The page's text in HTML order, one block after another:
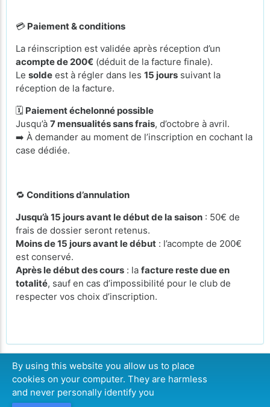
💳 Paiement & conditions
La réinscription est validée après réception d’un
acompte de 200€ (déduit de la facture finale).
Le solde est à régler dans les 15 jours suivant la
réception de la facture.
🗓️ Paiement échelonné possible
Jusqu’à 7 mensualités sans frais, d’octobre à avril.
➡️ À demander au moment de l’inscription en cochant la
case dédiée.
🔁 Conditions d’annulation
Jusqu’à 15 jours avant le début de la saison : 50€ de
frais de dossier seront retenus.
Moins de 15 jours avant le début : l’acompte de 200€
est conservé.
Après le début des cours : la facture reste due en
totalité, sauf en cas d’impossibilité pour le club de
respecter vos choix d’inscription.
CONTINUER
By using this website you allow us to place
cookies on your computer. They are harmless
and never personally identify you